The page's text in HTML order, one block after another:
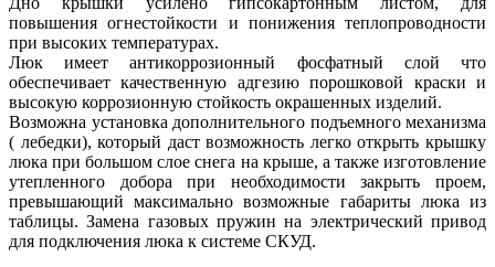
повышения огнестойкости и понижения теплопроводности
при высоких температурах.
Люк имеет антикоррозионный фосфатный слой что
обеспечивает качественную адгезию порошковой краски и
высокую коррозионную стойкость окрашенных изделий.
Возможна установка дополнительного подъемного механизма
( лебедки), который даст возможность легко открыть крышку
люка при большом слое снега на крыше, а также изготовление
утепленного добора при необходимости закрыть проем,
превышающий максимально возможные габариты люка из
таблицы. Замена газовых пружин на электрический привод
для подключения люка к системе СКУД.